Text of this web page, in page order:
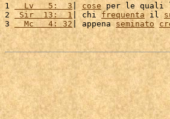
1
  Lv   5:  3
| cose per le quali
2
Sir  13:  1 | chi frequenta il
3
  Mc   4: 32
| appena seminato